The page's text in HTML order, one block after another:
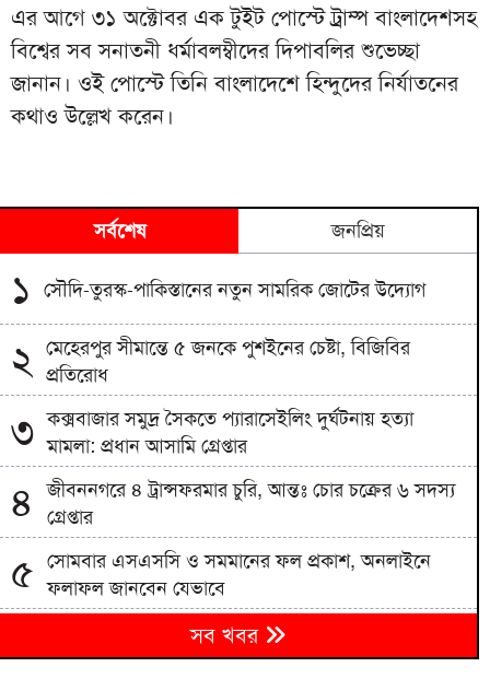
এর আগে ৩১ অক্টোবর এক টুইট পোস্টে ট্রাম্প বাংলাদেশসহ
বিশ্বের সব সনাতনী ধর্মাবলম্বীদের দিপাবলির শুভেচ্ছা
জানান। ওই পোস্টে তিনি বাংলাদেশে হিন্দুদের নির্যাতনের
কথাও উল্লেখ করেন।
সর্বশেষ জনপ্রিয়
১ সৌদি-তুরস্ক-পাকিস্তানের নতুন সামরিক জোটের উদ্যোগ
২
মেহেরপুর সীমান্তে ৫ জনকে পুশইনের চেষ্টা, বিজিবির
প্রতিরোধ
৩ কক্সবাজার সমুদ্র সৈকতে প্যারাসেইলিং দুর্ঘটনায় হত্যা
মামলা: প্রধান আসামি গ্রেপ্তার
৪
জীবননগরে ৪ ট্রান্সফরমার চুরি, আন্তঃ চোর চক্রের ৬ সদস্য
গ্রেপ্তার
৫ সোমবার এসএসসি ও সমমানের ফল প্রকাশ, অনলাইনে
ফলাফল জানবেন যেভাবে
সেপ্টেম্বরে যুক্তরাষ্ট্র সফরে যাচ্ছেন প্রধানমন্ত্রী
সব খবর